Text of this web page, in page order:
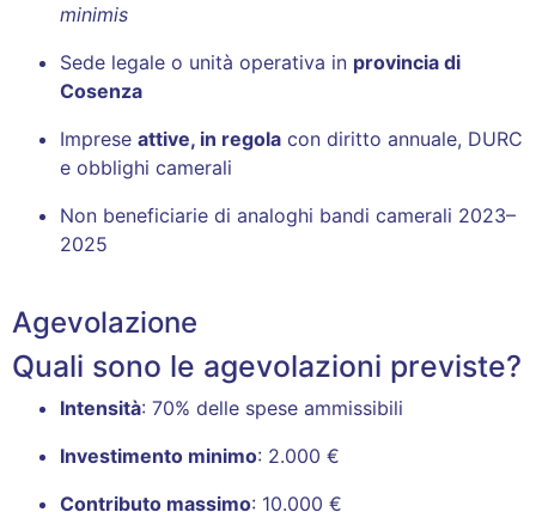
minimis
Sede legale o unità operativa in provincia di
Cosenza
Imprese attive, in regola con diritto annuale, DURC
e obblighi camerali
Non beneficiarie di analoghi bandi camerali 2023–
2025
Agevolazione
Quali sono le agevolazioni previste?
Intensità: 70% delle spese ammissibili
Investimento minimo: 2.000 €
Contributo massimo: 10.000 €